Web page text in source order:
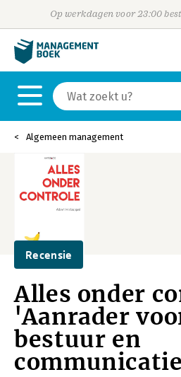
Op werkdagen voor 23:00
Algemeen management
Recensie
Alles onder
'Aanrader
bestuur en